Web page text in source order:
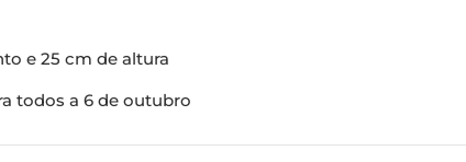
e 25 cm de altura
todos a 6 de outubro